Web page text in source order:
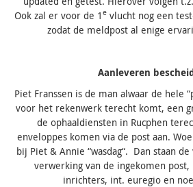
Ook zal er voor de 1 e vlucht nog een
zodat de meldpost al enige
Aanleveren
Piet Franssen is de man alwaar de hele
voor het rekenwerk terecht komt, een
de ophaaldiensten in Rucphen
enveloppes komen via de post aan.
bij Piet & Annie “wasdag“. Dan staan
verwerking van de ingekomen post,
inrichters, int. euregio en